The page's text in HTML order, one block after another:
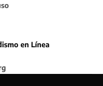
en Línea